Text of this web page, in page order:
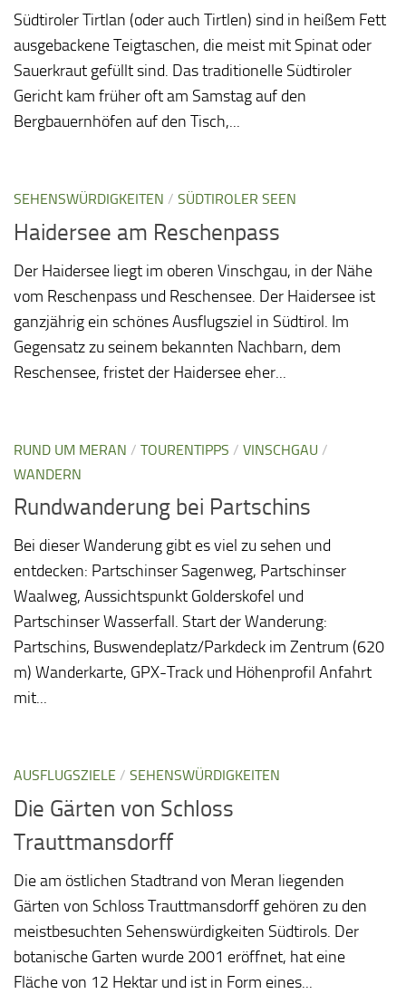
Südtiroler Tirtlan (oder auch Tirtlen) sind in heißem Fett
ausgebackene Teigtaschen, die meist mit Spinat oder
Sauerkraut gefüllt sind. Das traditionelle Südtiroler
Gericht kam früher oft am Samstag auf den
Bergbauernhöfen auf den Tisch,...
SEHENSWÜRDIGKEITEN / SÜDTIROLER SEEN
Haidersee am Reschenpass
Der Haidersee liegt im oberen Vinschgau, in der Nähe
vom Reschenpass und Reschensee. Der Haidersee ist
ganzjährig ein schönes Ausflugsziel in Südtirol. Im
Gegensatz zu seinem bekannten Nachbarn, dem
Reschensee, fristet der Haidersee eher...
RUND UM MERAN / TOURENTIPPS / VINSCHGAU /
WANDERN
Rundwanderung bei Partschins
Bei dieser Wanderung gibt es viel zu sehen und
entdecken: Partschinser Sagenweg, Partschinser
Waalweg, Aussichtspunkt Golderskofel und
Partschinser Wasserfall. Start der Wanderung:
Partschins, Buswendeplatz/Parkdeck im Zentrum (620
m) Wanderkarte, GPX-Track und Höhenprofil Anfahrt
mit...
AUSFLUGSZIELE / SEHENSWÜRDIGKEITEN
Die Gärten von Schloss
Trauttmansdorff
Die am östlichen Stadtrand von Meran liegenden
Gärten von Schloss Trauttmansdorff gehören zu den
meistbesuchten Sehenswürdigkeiten Südtirols. Der
botanische Garten wurde 2001 eröffnet, hat eine
Fläche von 12 Hektar und ist in Form eines...